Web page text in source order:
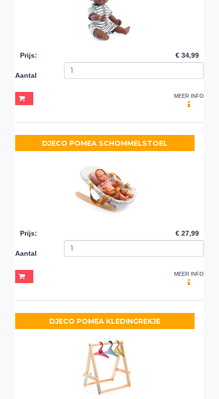
Prijs: € 34,99
Aantal
MEER INFO
DJECO POMEA SCHOMMELSTOEL
Prijs: € 27,99
Aantal
MEER INFO
DJECO POMEA KLEDINGREKJE